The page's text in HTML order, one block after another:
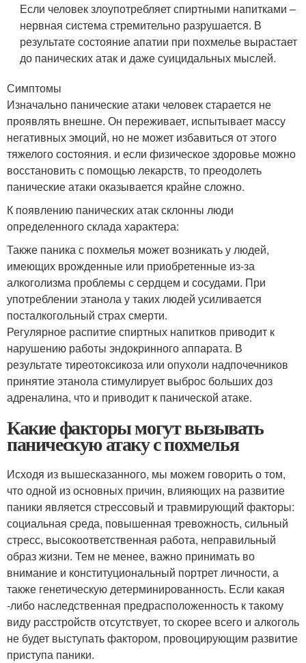
Если человек злоупотребляет спиртными напитками –
нервная система стремительно разрушается. В
результате состояние апатии при похмелье вырастает
до панических атак и даже суицидальных мыслей.
Симптомы
Изначально панические атаки человек старается не
проявлять внешне. Он переживает, испытывает массу
негативных эмоций, но не может избавиться от этого
тяжелого состояния. и если физическое здоровье можно
восстановить с помощью лекарств, то преодолеть
панические атаки оказывается крайне сложно.
К появлению панических атак склонны люди
определенного склада характера:
Также паника с похмелья может возникать у людей,
имеющих врожденные или приобретенные из-за
алкоголизма проблемы с сердцем и сосудами. При
употреблении этанола у таких людей усиливается
посталкогольный страх смерти.
Регулярное распитие спиртных напитков приводит к
нарушению работы эндокринного аппарата. В
результате тиреотоксикоза или опухоли надпочечников
принятие этанола стимулирует выброс больших доз
адреналина, что и приводит к панической атаке.
Какие факторы могут вызывать
паническую атаку с похмелья
Исходя из вышесказанного, мы можем говорить о том,
что одной из основных причин, влияющих на развитие
паники является стрессовый и травмирующий факторы:
социальная среда, повышенная тревожность, сильный
стресс, высокоответственная работа, неправильный
образ жизни. Тем не менее, важно принимать во
внимание и конституциональный портрет личности, а
также генетическую детерминированность. Если какая
-либо наследственная предрасположенность к такому
виду расстройств отсутствует, то скорее всего и алкоголь
не будет выступать фактором, провоцирующим развитие
приступа паники.